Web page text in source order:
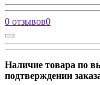
0 отзывов0
Наличие товара по
подтверждении